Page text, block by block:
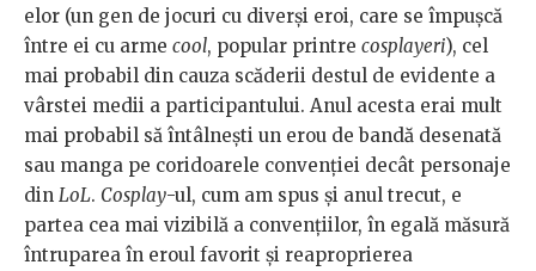
elor (un gen de jocuri cu diverși eroi, care se împușcă
între ei cu arme cool, popular printre cosplayeri), cel
mai probabil din cauza scăderii destul de evidente a
vârstei medii a participantului. Anul acesta erai mult
mai probabil să întâlnești un erou de bandă desenată
sau manga pe coridoarele convenției decât personaje
din LoL. Cosplay-ul, cum am spus și anul trecut, e
partea cea mai vizibilă a convențiilor, în egală măsură
întruparea în eroul favorit și reaproprierea